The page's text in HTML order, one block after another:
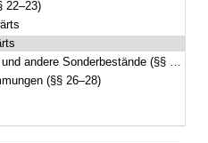
22–23)
Sonderbestände (§§ 24–25)
(§§ 26–28)